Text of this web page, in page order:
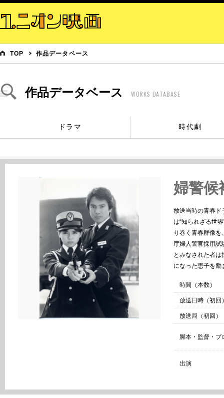
TOP 作品データベース
作品データベース WORKS DATABASE
ドラマ 時代劇
婦警候
放送当時の青春ド
は“知られざる世
り巻く青春群像
庁婦人警官採用試
とみなされた者
になった恵子を励
時間（本数）
放送日時（初回
放送局（初回）
脚本・監督・プ
出演